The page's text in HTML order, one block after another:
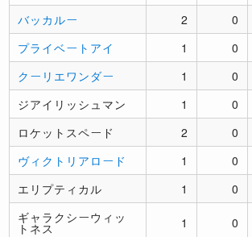
バッカルー
2 0
プライベートアイ
1 0
クーリエワンダー
1 0
ジアイリッシュマン
1 0
ロケットスペード
2 0
ヴィクトリアロード
1 0
エリプティカル
1 0
ギャラクシーウィッ
トネス 1 0